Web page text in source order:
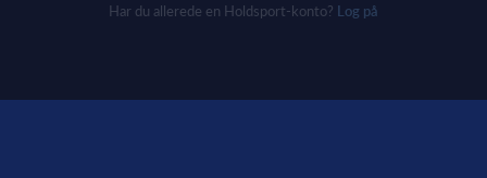
Har du allerede en Holdsport-konto? Log på